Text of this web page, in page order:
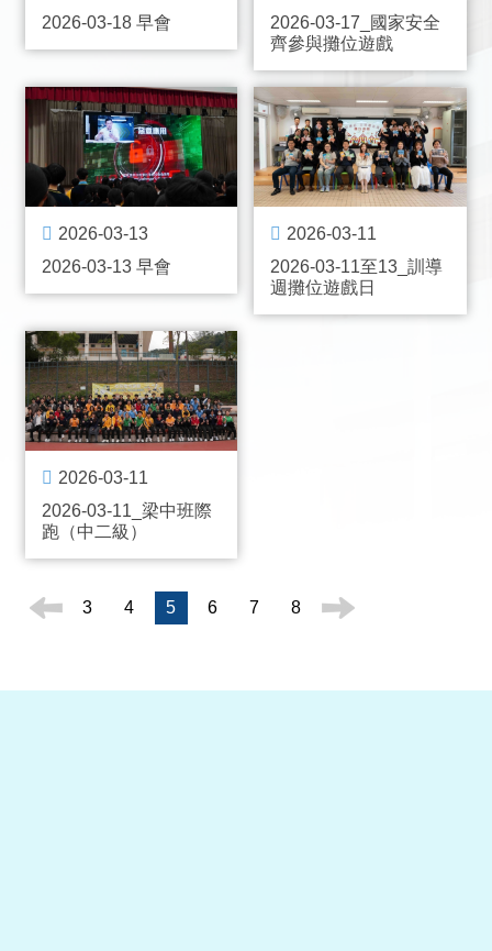
2026-03-18 早會
2026-03-17_國家安全
齊參與攤位遊戲
2026-03-13
2026-03-13 早會
2026-03-11
2026-03-11至13_訓導
週攤位遊戲日
2026-03-11
2026-03-11_梁中班際
跑（中二級）
3 4 5 6 7 8